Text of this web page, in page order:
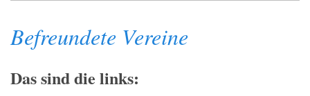
Befreundete Vereine
Das sind die links: